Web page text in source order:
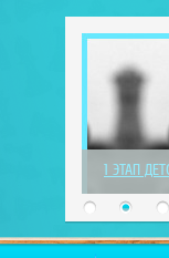
1 ЭТАП